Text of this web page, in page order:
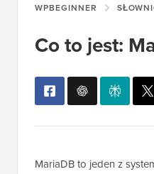
WPBEGINNER
Co to jest:
MariaDB to jeden z